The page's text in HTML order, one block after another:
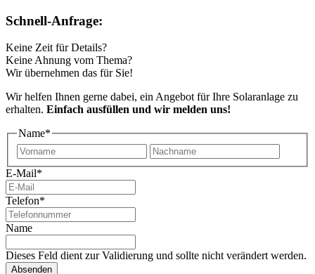
Schnell-Anfrage:
Keine Zeit für Details?
Keine Ahnung vom Thema?
Wir übernehmen das für Sie!
Wir helfen Ihnen gerne dabei, ein Angebot für Ihre Solaranlage zu
erhalten. Einfach ausfüllen und wir melden uns!
Name*
Vorname
E-Mail*
Telefon*
Name
Dieses Feld dient zur Validierung und sollte nicht verändert werden.